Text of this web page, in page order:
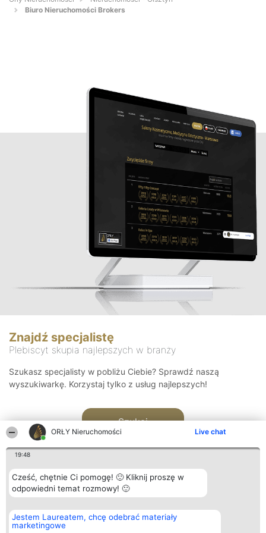
ORŁY Nieruchomości Live chat
19:48
Cześć, chętnie Ci pomogę! 🙂 Kliknij proszę w
odpowiedni temat rozmowy! 🙂
Jestem Laureatem, chcę odebrać materiały
marketingowe
Biuro Nieruchomości Brokers
Znajdź specjalistę
Plebiscyt skupia najlepszych w branży
Szukasz specjalisty w pobliżu Ciebie? Sprawdź naszą
wyszukiwarkę. Korzystaj tylko z usług najlepszych!
Szukaj
Organizator plebiscytu
Bright Side Solutions sp. z o.
o. sp. k.
Plebiscyt
Laureaci
Kontakt
Kontakt